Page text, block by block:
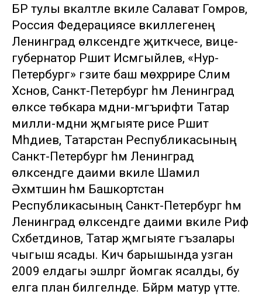
БР тулы вәкаләтле вәкиле Салават Гомәров,
Россия Федерациясе вәкиллегенең
Ленинград өлкәсендәге җитәкчесе, вице-
губернатор Рәшит Исмәгыйлев, «Нур-
Петербург» гәзите баш мөхәррире Сәлим
Хәсәнов, Санкт-Петербург һәм Ленинград
өлкәсе төбәкара мәдәни-мәгърифәти Татар
милли-мәдәни җәмгыяте рәисе Рәшит
Мәһдиев, Татарстан Республикасының
Санкт-Петербург һәм Ленинград
өлкәсендәге даими вәкиле Шамил
Әхмәтшин һәм Башкортстан
Республикасының Санкт-Петербург һәм
Ленинград өлкәсендәге даими вәкиле Риф
Сәхәбетдинов, Татар җәмгыяте әгъзалары
чыгыш ясады. Кичә барышында узган
2009 елдагы эшләргә йомгак ясалды, бу
елга план билгеләнде. Бәйрәм матур үтте.